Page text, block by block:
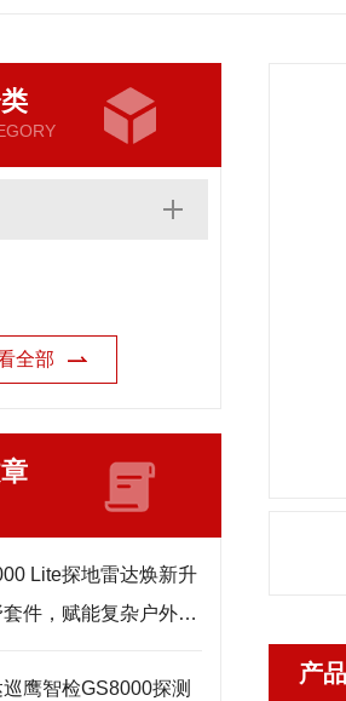
全部
Lite探地雷达焕新升
件，赋能复杂户外地
鹰智检GS8000探测
产